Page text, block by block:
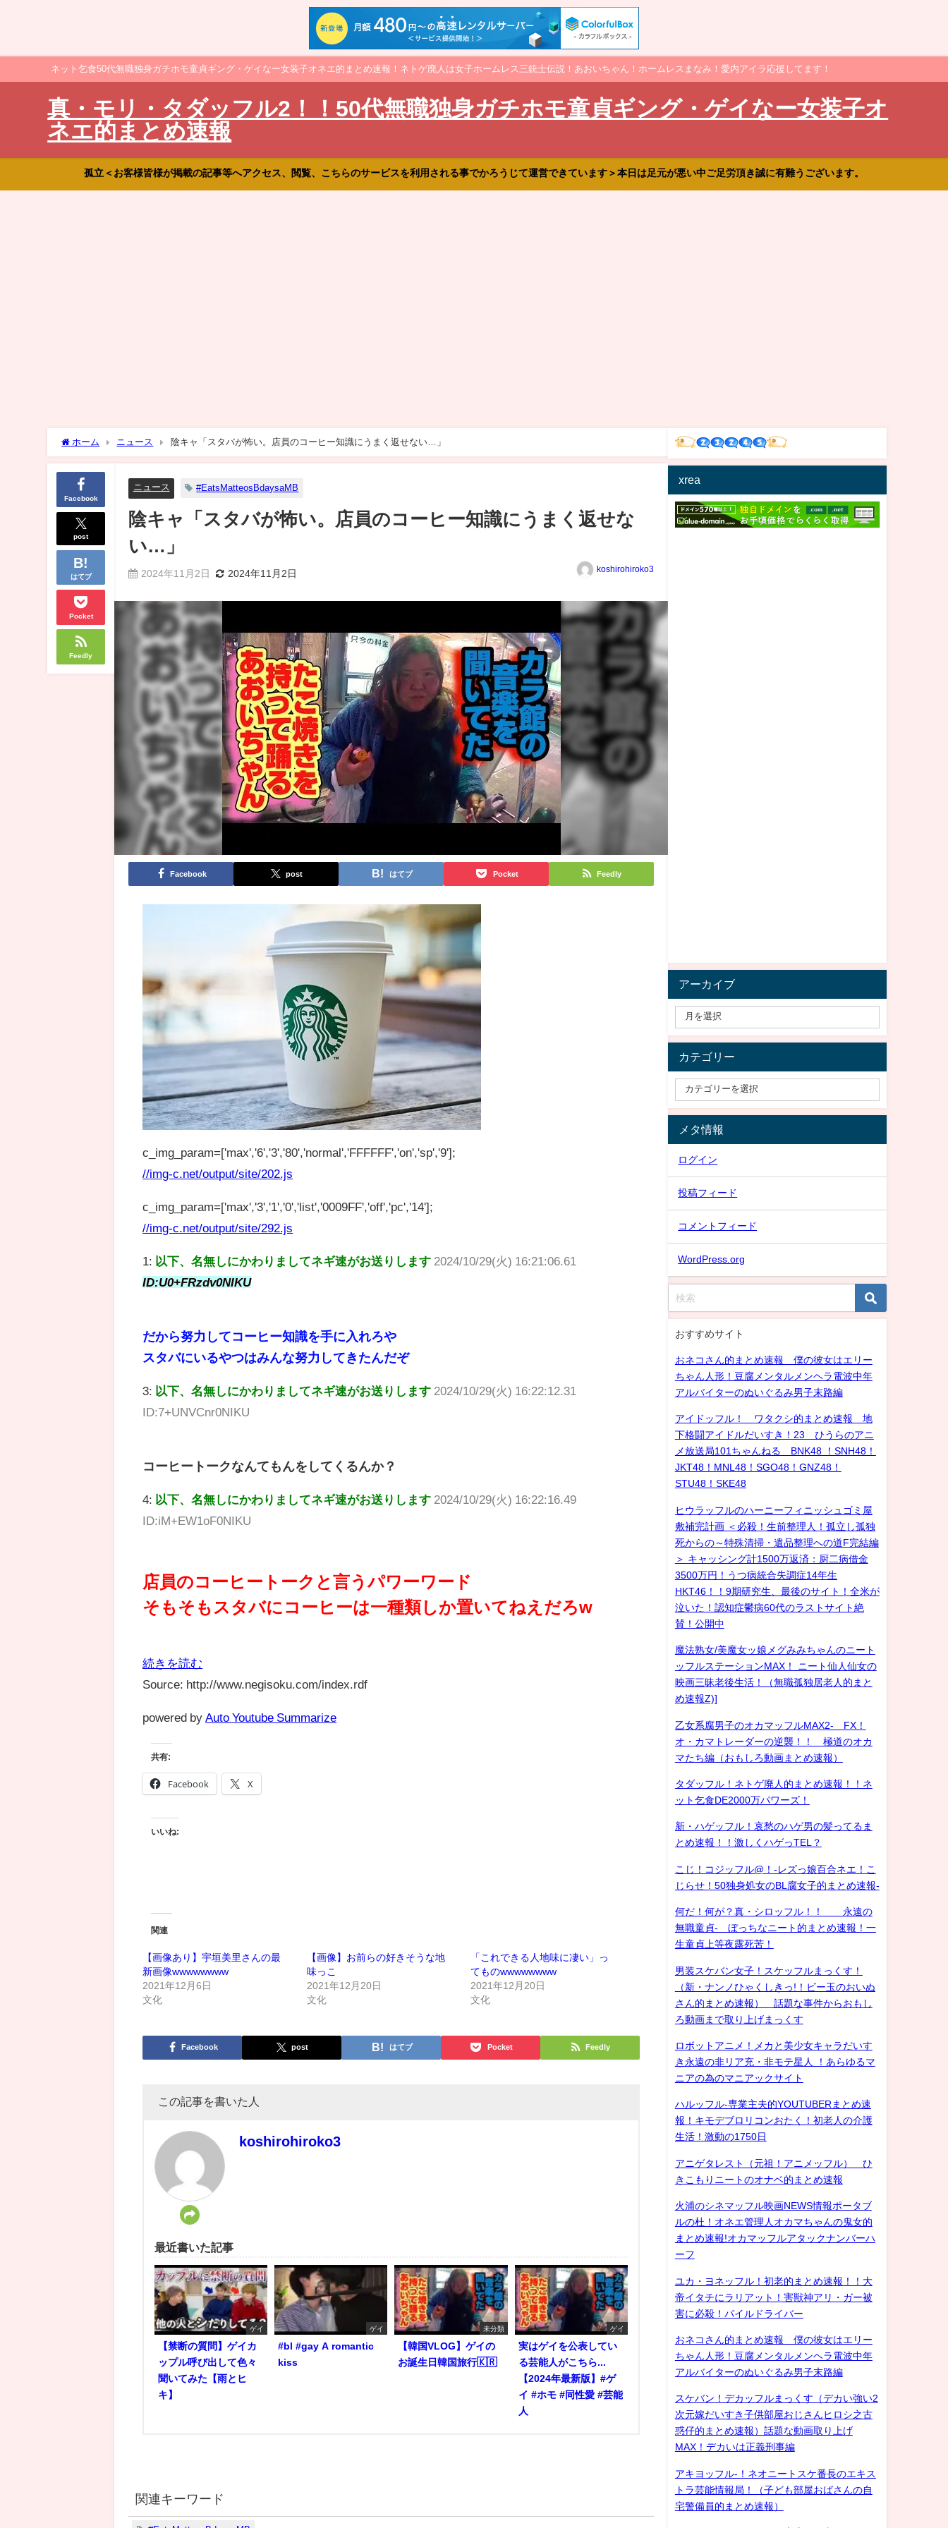
ネット乞食50代無職独身ガチホモ童貞ギング・ゲイなー女装子オネエ的まとめ速報！ネトゲ廃人は女子ホームレス三銃士伝説！あおいちゃん！ホームレスまなみ！愛内アイラ応援してます！
真・モリ・タダッフル2！！50代無職独身ガチホモ童貞ギング・ゲイなー女装子オ
ネエ的まとめ速報
孤立＜お客様皆様が掲載の記事等へアクセス、閲覧、こちらのサービスを利用される事でかろうじて運営できています＞本日は足元が悪い中ご足労頂き誠に有難うございます。
ホーム ニュース 陰キャ「スタバが怖い。店員のコーヒー知識にうまく返せない…」
Facebook
post
はてブ
Pocket
Feedly
ニュース #EatsMatteosBdaysaMB
陰キャ「スタバが怖い。店員のコーヒー知識にうまく返せな
い…」
2024年11月2日 2024年11月2日 koshirohiroko3
Facebook post はてブ Pocket Feedly
c_img_param=['max','6','3','80','normal','FFFFFF','on','sp','9'];
//img-c.net/output/site/202.js
c_img_param=['max','3','1','0','list','0009FF','off','pc','14'];
//img-c.net/output/site/292.js
1: 以下、名無しにかわりましてネギ速がお送りします 2024/10/29(火) 16:21:06.61
ID:U0+FRzdv0NIKU
だから努力してコーヒー知識を手に入れろや
スタバにいるやつはみんな努力してきたんだぞ
3: 以下、名無しにかわりましてネギ速がお送りします 2024/10/29(火) 16:22:12.31
ID:7+UNVCnr0NIKU
コーヒートークなんてもんをしてくるんか？
4: 以下、名無しにかわりましてネギ速がお送りします 2024/10/29(火) 16:22:16.49
ID:iM+EW1oF0NIKU
店員のコーヒートークと言うパワーワード
そもそもスタバにコーヒーは一種類しか置いてねえだろw
続きを読む
Source: http://www.negisoku.com/index.rdf
powered by Auto Youtube Summarize
共有:
Facebook X
いいね:
関連
【画像あり】宇垣美里さんの最
新画像wwwwwwww
2021年12月6日
文化
【画像】お前らの好きそうな地
味っこ
2021年12月20日
文化
「これできる人地味に凄い」っ
てものwwwwwwww
2021年12月20日
文化
Facebook post はてブ Pocket Feedly
この記事を書いた人
koshirohiroko3
最近書いた記事
ゲイ
【禁断の質問】ゲイカ
ップル呼び出して色々
聞いてみた【雨とヒ
キ】
ゲイ
#bl #gay A romantic
kiss
未分類
【韓国VLOG】ゲイの
お誕生日韓国旅行🇰🇷
ゲイ
実はゲイを公表してい
る芸能人がこちら...
【2024年最新版】#ゲ
イ #ホモ #同性愛 #芸能
人
関連キーワード
xrea
アーカイブ
カテゴリー
メタ情報
ログイン
投稿フィード
コメントフィード
WordPress.org
おすすめサイト
おネコさん的まとめ速報 僕の彼女はエリー
ちゃん人形！豆腐メンタルメンヘラ電波中年
アルバイターのぬいぐるみ男子末路編
アイドッフル！ ワタクシ的まとめ速報 地
下格闘アイドルだいすき！23 ひうらのアニ
メ放送局101ちゃんねる BNK48 ！SNH48！
JKT48！MNL48！SGO48！GNZ48！
STU48！SKE48
ヒウラッフルのハーニーフィニッシュゴミ屋
敷補完計画 ＜必殺！生前整理人！孤立し孤独
死からの～特殊清掃・遺品整理への道F完結編
＞ キャッシング計1500万返済：厨二病借金
3500万円！うつ病統合失調症14年生
HKT46！！9期研究生、最後のサイト！全米が
泣いた！認知症鬱病60代のラストサイト絶
賛！公開中
魔法熟女/美魔女ッ娘メグみみちゃんのニート
ッフルステーションMAX！ ニート仙人仙女の
映画三昧老後生活！（無職孤独居老人的まと
め速報Z)]
乙女系腐男子のオカマッフルMAX2- FX！
オ・カマトレーダーの逆襲！！ 極道のオカ
マたち編（おもしろ動画まとめ速報）
タダッフル！ネトゲ廃人的まとめ速報！！ネ
ット乞食DE2000万パワーズ！
新・ハゲッフル！哀愁のハゲ男の髪ってるま
とめ速報！！激しくハゲっTEL？
こじ！コジッフル@！-レズっ娘百合ネエ！こ
じらせ！50独身処女のBL腐女子的まとめ速報-
何だ！何が？真・シロッフル！！ 永遠の
無職童貞- ぼっちなニート的まとめ速報！一
生童貞上等夜露死苦！
男装スケバン女子！スケッフルまっくす！
（新・ナンノひゃくしきっ!！ビー玉のおいぬ
さん的まとめ速報） 話題な事件からおもし
ろ動画まで取り上げまっくす
ロボットアニメ！メカと美少女キャラだいす
き永遠の非リア充・非モテ星人 ！あらゆるマ
ニアの為のマニアックサイト
ハルッフル-専業主夫的YOUTUBERまとめ速
報！キモデブロリコンおたく！初老人の介護
生活！激動の1750日
アニゲタレスト（元祖！アニメッフル） ひ
きこもりニートのオナベ的まとめ速報
火浦のシネマッフル映画NEWS情報ポータブ
ルの杜！オネエ管理人オカマちゃんの鬼女的
まとめ速報!オカマッフルアタックナンバーハ
ーフ
ユカ・ヨネッフル！初老的まとめ速報！！大
帝イタチにラリアット！害獣神アリ・ガー被
害に必殺！パイルドライバー
おネコさん的まとめ速報 僕の彼女はエリー
ちゃん人形！豆腐メンタルメンヘラ電波中年
アルバイターのぬいぐるみ男子末路編
スケバン！デカッフルまっくす（デカい強い2
次元嫁だいすき子供部屋おじさんヒロシ之古
惑仔的まとめ速報）話題な動画取り上げ
MAX！デカいは正義刑事編
アキヨッフル-！ネオニートスケ番長のエキス
トラ芸能情報局！（子ども部屋おばさんの自
宅警備員的まとめ速報）